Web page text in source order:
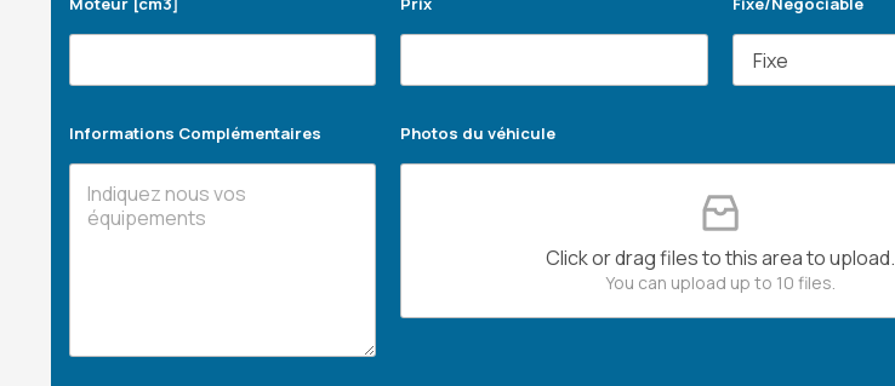
Informations Complémentaires Photos du véhicule
Click or drag files to this area to upload.
You can upload up to 10 files.